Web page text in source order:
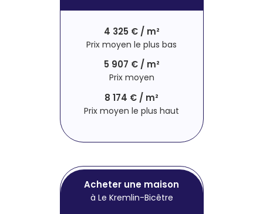
4 325 € / m²
Prix moyen le plus bas
5 907 € / m²
Prix moyen
8 174 € / m²
Prix moyen le plus haut
Acheter une maison
à Le Kremlin-Bicêtre